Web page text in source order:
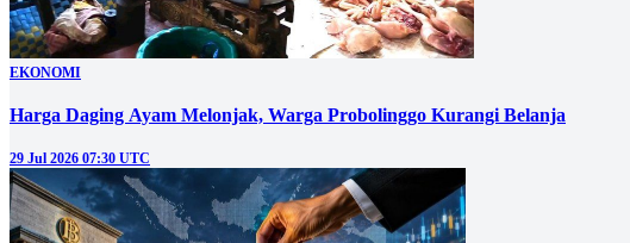
EKONOMI
Harga Daging Ayam Melonjak, Warga Probolinggo Kurangi Belanja
29 Jul 2026 07:30 UTC